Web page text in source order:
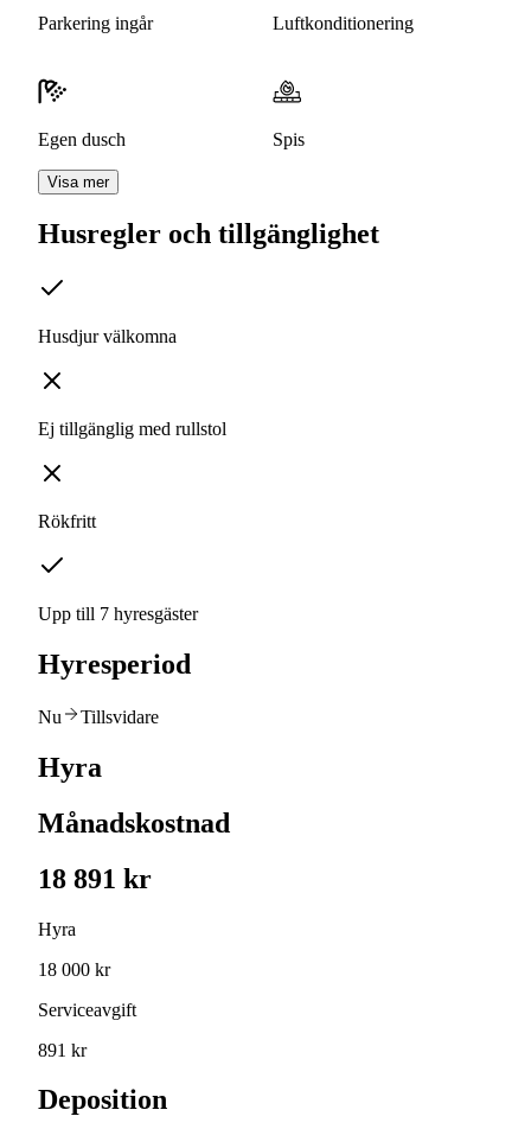
Parkering ingår Luftkonditionering
Egen dusch Spis
Visa mer
Husregler och tillgänglighet
Husdjur välkomna
Ej tillgänglig med rullstol
Rökfritt
Upp till 7 hyresgäster
Hyresperiod
Nu Tillsvidare
Hyra
Månadskostnad
18 891 kr
Hyra
18 000 kr
Serviceavgift
891 kr
Deposition